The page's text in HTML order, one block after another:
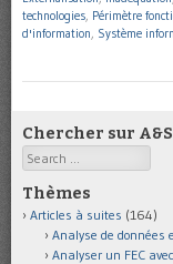
technologies, Périmètre
d'information, Système
Chercher sur
Search
Thèmes
Articles à suites (164)
Analyse de données
Analyser un FEC